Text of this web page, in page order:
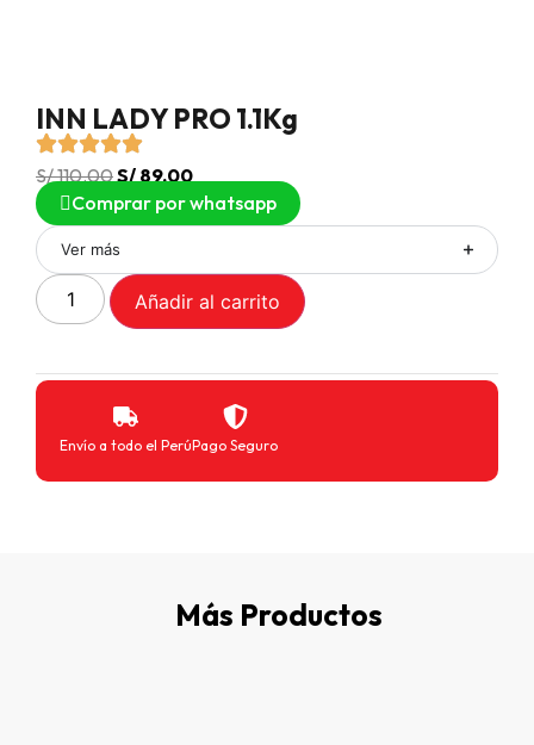
INN LADY PRO 1.1Kg
S/110.00S/89.00
Comprar por whatsapp
Ver más
Añadir al carrito
Envío a todo el PerúPago Seguro
Más Productos